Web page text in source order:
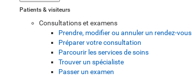
Patients & visiteurs
Consultations et examens
Prendre, modifier ou annuler un rendez-vous
Préparer votre consultation
Parcourir les services de soins
Trouver un spécialiste
Passer un examen